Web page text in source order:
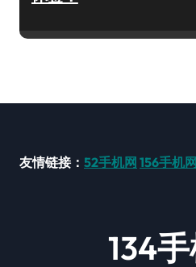
友情链接： 52手机网 156手机网
134